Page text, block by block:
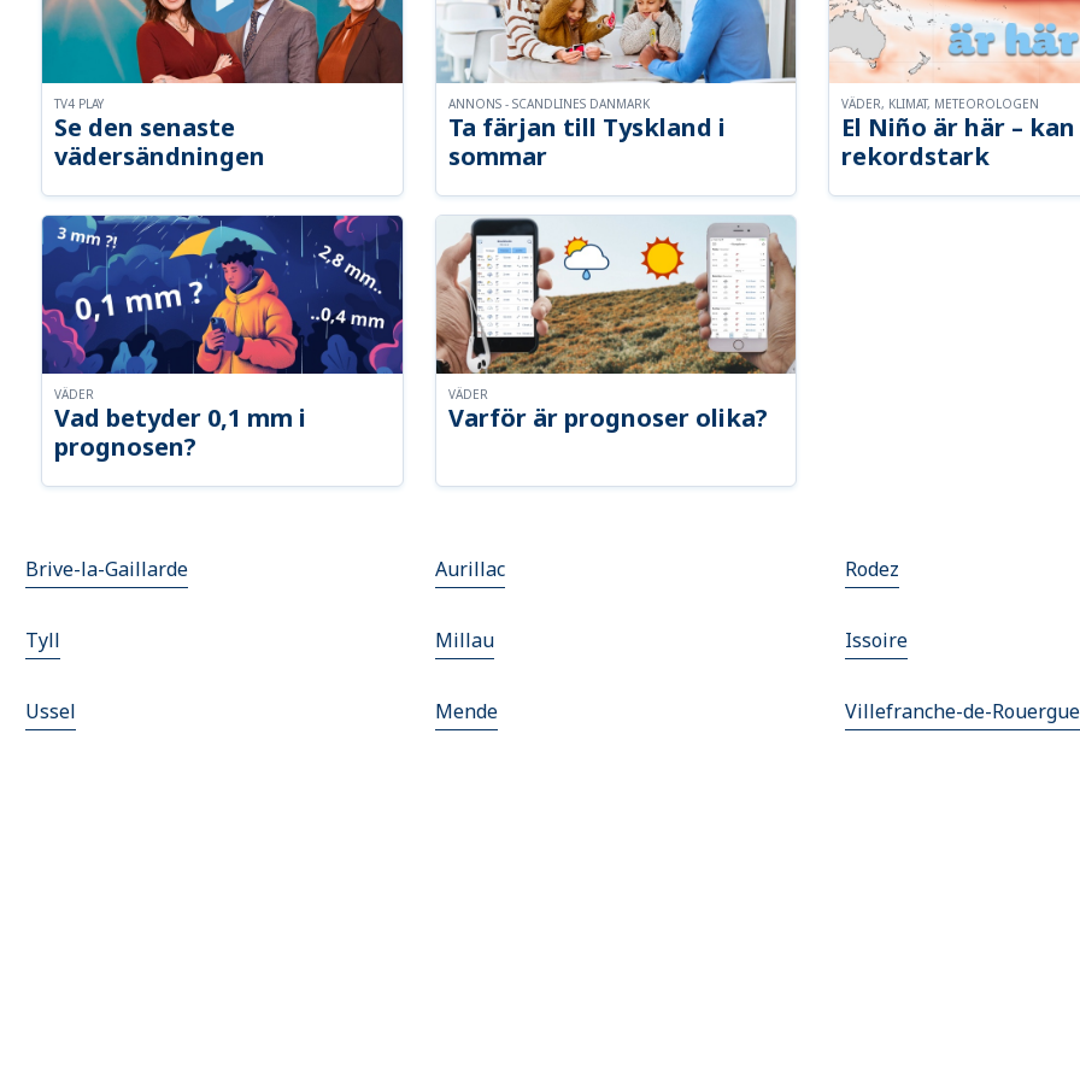
Se den senaste
vädersändningen
TV4 PLAY
Ta färjan till Tyskland i
sommar
ANNONS - SCANDLINES DANMARK
El Niño är här –
rekordstark
VÄDER, KLIMAT, METEOROLOGEN
Vad betyder 0,1 mm i
prognosen?
VÄDER
Varför är prognoser olika?
VÄDER
Brive-la-Gaillarde Aurillac Rodez
Tyll Millau Issoire
Ussel Mende Villefranche-de-Rouergue